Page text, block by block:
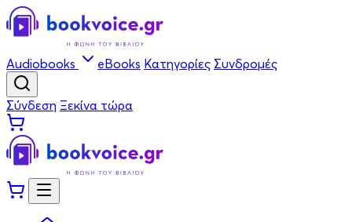
Audiobooks eBooks Κατηγορίες Συνδρομές
Σύνδεση Ξεκίνα τώρα